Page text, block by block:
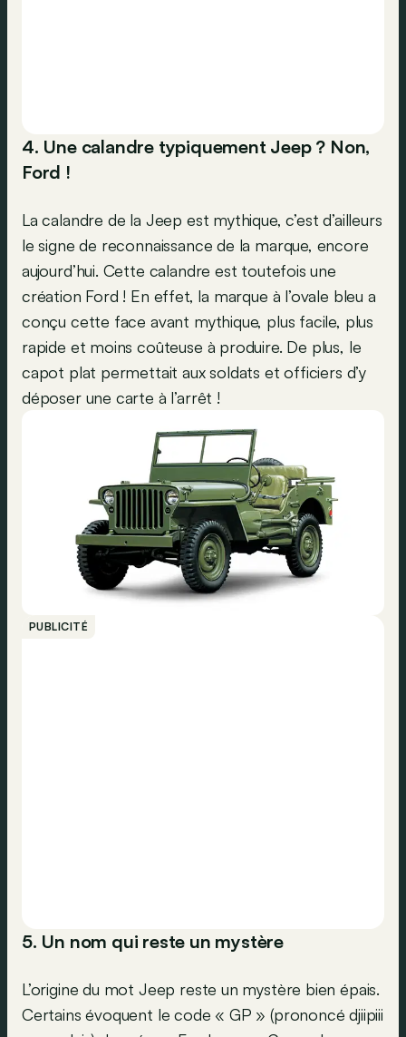
4. Une calandre typiquement Jeep ? Non,
Ford !
La calandre de la Jeep est mythique, c’est d’ailleurs
le signe de reconnaissance de la marque, encore
aujourd’hui. Cette calandre est toutefois une
création Ford ! En effet, la marque à l’ovale bleu a
conçu cette face avant mythique, plus facile, plus
rapide et moins coûteuse à produire. De plus, le
capot plat permettait aux soldats et officiers d’y
déposer une carte à l’arrêt !
PUBLICITÉ
5. Un nom qui reste un mystère
L’origine du mot Jeep reste un mystère bien épais.
Certains évoquent le code « GP » (prononcé djiipiii